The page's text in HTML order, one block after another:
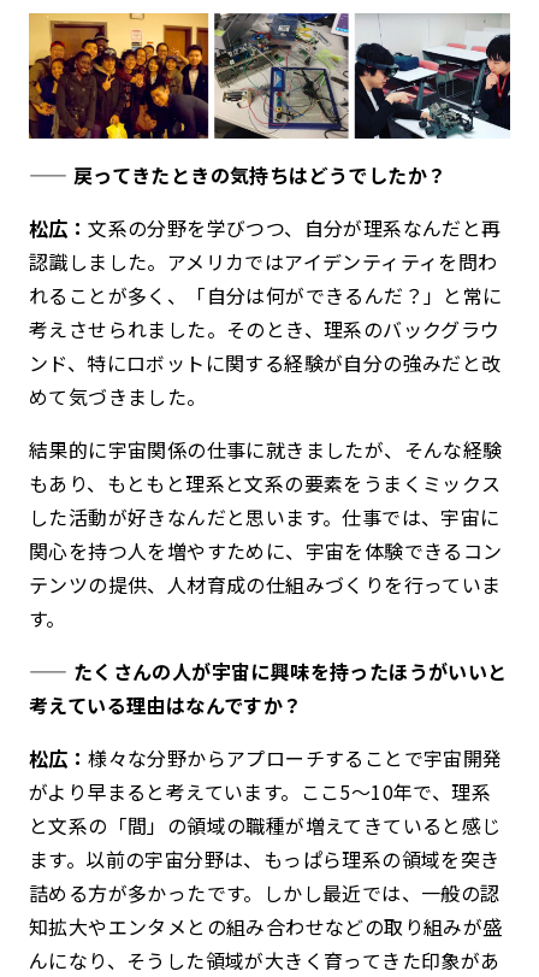
—— 戻ってきたときの気持ちはどうでしたか？
松広：文系の分野を学びつつ、自分が理系なんだと再
認識しました。アメリカではアイデンティティを問わ
れることが多く、「自分は何ができるんだ？」と常に
考えさせられました。そのとき、理系のバックグラウ
ンド、特にロボットに関する経験が自分の強みだと改
めて気づきました。
結果的に宇宙関係の仕事に就きましたが、そんな経験
もあり、もともと理系と文系の要素をうまくミックス
した活動が好きなんだと思います。仕事では、宇宙に
関心を持つ人を増やすために、宇宙を体験できるコン
テンツの提供、人材育成の仕組みづくりを行っていま
す。
—— たくさんの人が宇宙に興味を持ったほうがいいと
考えている理由はなんですか？
松広：様々な分野からアプローチすることで宇宙開発
がより早まると考えています。 ここ5～10年で、理系
と文系の「間」の領域の職種が増えてきていると感じ
ます。以前の宇宙分野は、もっぱら理系の領域を突き
詰める方が多かったです。しかし最近では、一般の認
知拡大やエンタメとの組み合わせなどの取り組みが盛
んになり、そうした領域が大きく育ってきた印象があ